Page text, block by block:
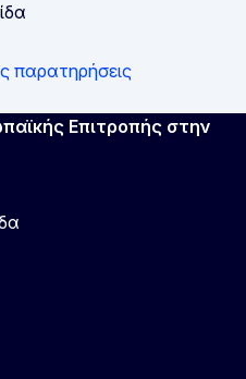
παρατηρήσεις
Επιτροπής στην